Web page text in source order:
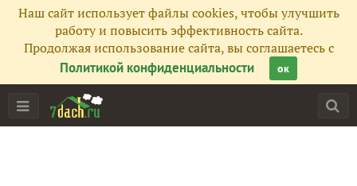
Наш сайт использует файлы cookies, чтобы улучшить
работу и повысить эффективность сайта.
Продолжая использование сайта, вы соглашаетесь с
Политикой конфиденциальности
ок